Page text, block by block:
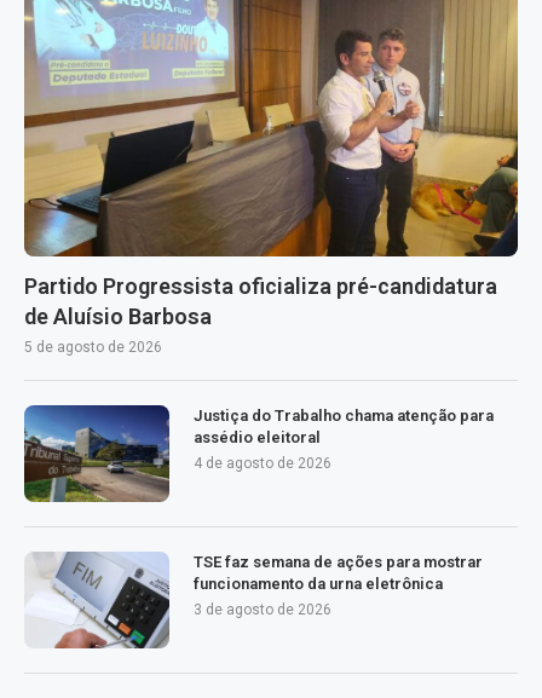
Partido Progressista oficializa pré-candidatura
de Aluísio Barbosa
5 de agosto de 2026
Justiça do Trabalho chama atenção para
assédio eleitoral
4 de agosto de 2026
TSE faz semana de ações para mostrar
funcionamento da urna eletrônica
3 de agosto de 2026